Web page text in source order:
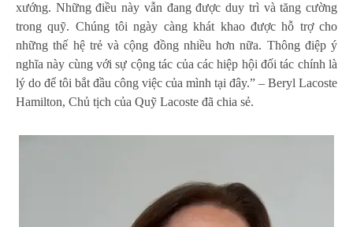
xướng. Những điều này vẫn đang được duy trì và tăng cường
trong quỹ. Chúng tôi ngày càng khát khao được hỗ trợ cho
những thế hệ trẻ và cộng đồng nhiều hơn nữa. Thông điệp ý
nghĩa này cùng với sự cộng tác của các hiệp hội đối tác chính là
lý do để tôi bắt đầu công việc của mình tại đây.” – Beryl Lacoste
Hamilton, Chủ tịch của Quỹ Lacoste đã chia sẻ.